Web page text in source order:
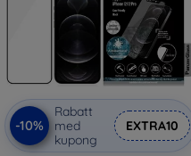
-10%
Rabatt
med
kupong
EXTRA10